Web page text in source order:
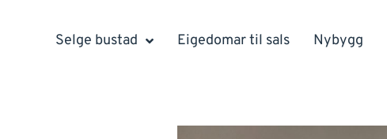
Selge bustad Eigedomar til sals Nybygg